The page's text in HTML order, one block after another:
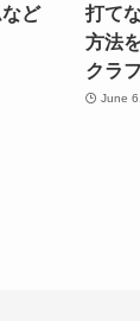
ど
打て
方法
クラ
June